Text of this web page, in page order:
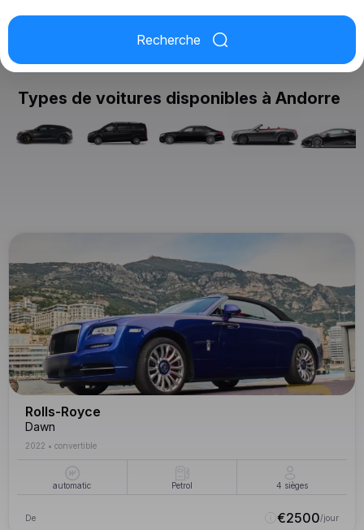
Recherche
Types de voitures disponibles à Andorre
Rolls-Royce
Dawn
2022 • convertible
automatic Petrol 4 sièges
De €2500/jour